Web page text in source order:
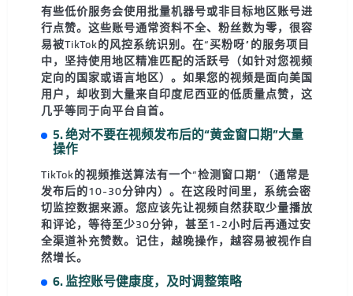
有些低价服务会使用批量机器号或非目标地区账号进
行点赞。这些账号通常资料不全、粉丝数为零，很容
易被TikTok的风控系统识别。在“买粉呀”的服务项目
中，坚持使用地区精准匹配的活跃号 （如针对您视频
定向的国家或语言地区）。如果您的视频是面向美国
用户，却收到大量来自印度尼西亚的低质量点赞，这
几乎等同于向平台自首。
5. 绝对不要在视频发布后的“黄金窗口期”大量
操作
TikTok的视频推送算法有一个“检测窗口期”（通常是
发布后的10-30分钟内）。在这段时间里，系统会密
切监控数据来源。您应该先让视频自然获取少量播放
和评论，等待至少30分钟，甚至1-2小时后再通过安
全渠道补充赞数。记住， 越晚操作，越容易被视作自
然增长。
6. 监控账号健康度，及时调整策略